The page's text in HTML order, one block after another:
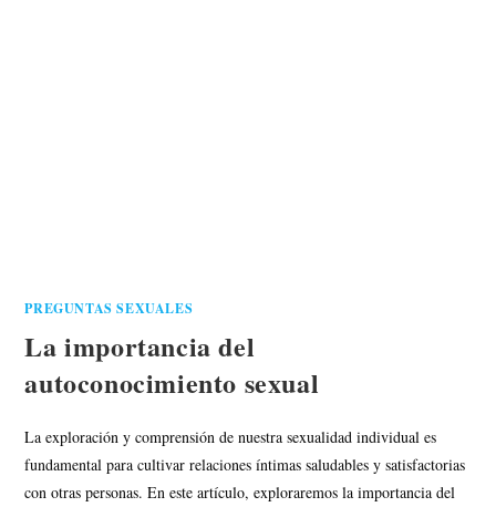
PREGUNTAS SEXUALES
La importancia del
autoconocimiento sexual
La exploración y comprensión de nuestra sexualidad individual es
fundamental para cultivar relaciones íntimas saludables y satisfactorias
con otras personas. En este artículo, exploraremos la importancia del